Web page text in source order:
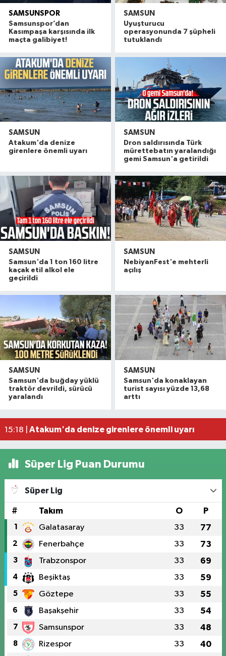
SAMSUNSPOR
Samsunspor’dan
Kasımpaşa karşısında ilk
maçta galibiyet!
SAMSUN
Uyuşturucu
operasyonunda 7 şüpheli
tutuklandı
SAMSUN
Atakum'da denize
girenlere önemli uyarı
SAMSUN
Dron saldırısında Türk
mürettebatın yaralandığı
gemi Samsun'a getirildi
SAMSUN
Samsun'da 1 ton 160 litre
kaçak etil alkol ele
geçirildi
SAMSUN
NebiyanFest'e mehterli
açılış
SAMSUN
Samsun'da buğday yüklü
traktör devrildi, sürücü
yaralandı
SAMSUN
Samsun'da konaklayan
turist sayısı yüzde 13,68
arttı
19:58 |Havza'da 11 yıl 8 ay hapis cezasıyla aranan
16:49 |Dron saldırısına uğrayan geminin içi
16:40 | Samsunspor’dan Kasımpaşa karşısında ilk
15:18 | Atakum'da denize girenlere önemli uyarı
Süper Lig Puan Durumu
Süper Lig
# Takım O P
1 Galatasaray 33 77
2 Fenerbahçe 33 73
3 Trabzonspor 33 69
4 Beşiktaş 33 59
5 Göztepe 33 55
6 Başakşehir 33 54
7 Samsunspor 33 48
8 Rizespor 33 40